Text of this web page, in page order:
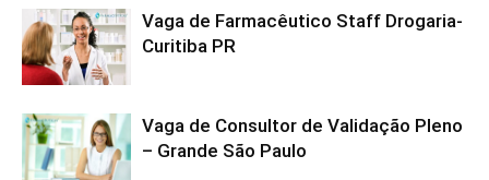
Vaga de Farmacêutico Staff Drogaria-
Curitiba PR
Vaga de Consultor de Validação Pleno
– Grande São Paulo